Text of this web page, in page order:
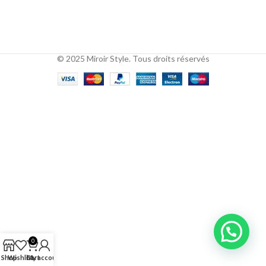
© 2025 Miroir Style. Tous droits réservés
ShopWishlist
0
Cart
My account